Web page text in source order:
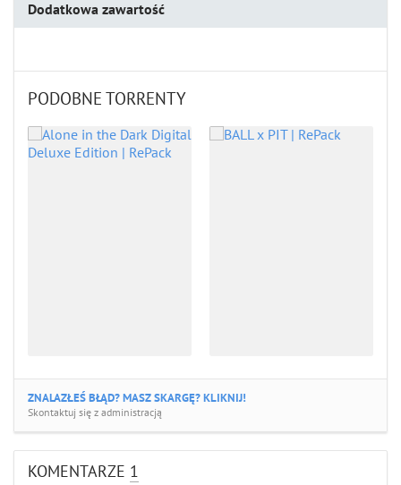
Dodatkowa zawartość
PODOBNE TORRENTY
ZNALAZŁEŚ BŁĄD? MASZ SKARGĘ? KLIKNIJ!
Skontaktuj się z administracją
KOMENTARZE 1